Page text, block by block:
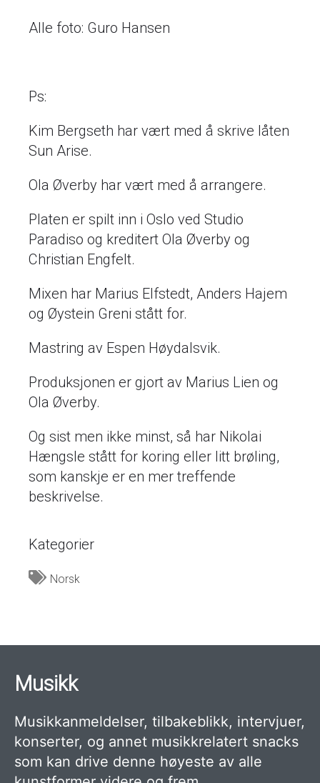
Alle foto: Guro Hansen
Ps:
Kim Bergseth har vært med å skrive låten
Sun Arise.
Ola Øverby har vært med å arrangere.
Platen er spilt inn i Oslo ved Studio
Paradiso og kreditert Ola Øverby og
Christian Engfelt.
Mixen har Marius Elfstedt, Anders Hajem
og Øystein Greni stått for.
Mastring av Espen Høydalsvik.
Produksjonen er gjort av Marius Lien og
Ola Øverby.
Og sist men ikke minst, så har Nikolai
Hængsle stått for koring eller litt brøling,
som kanskje er en mer treffende
beskrivelse.
Kategorier
Norsk
Musikk
Musikkanmeldelser, tilbakeblikk, intervjuer,
konserter, og annet musikkrelatert snacks
som kan drive denne høyeste av alle